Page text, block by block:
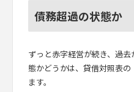
債務超過の状態か
ずっと赤字経営が続き、過
態かどうかは、貸借対照表
ます。